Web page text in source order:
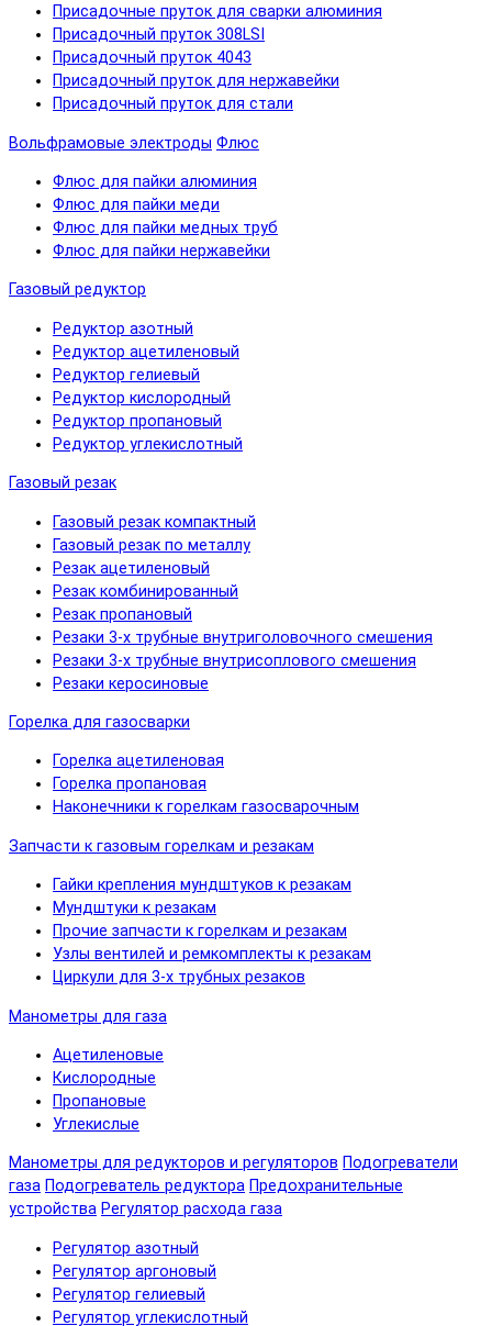
Присадочные пруток для сварки алюминия
Присадочный пруток 308LSI
Присадочный пруток 4043
Присадочный пруток для нержавейки
Присадочный пруток для стали
Вольфрамовые электроды Флюс
Флюс для пайки алюминия
Флюс для пайки меди
Флюс для пайки медных труб
Флюс для пайки нержавейки
Газовый редуктор
Редуктор азотный
Редуктор ацетиленовый
Редуктор гелиевый
Редуктор кислородный
Редуктор пропановый
Редуктор углекислотный
Газовый резак
Газовый резак компактный
Газовый резак по металлу
Резак ацетиленовый
Резак комбинированный
Резак пропановый
Резаки 3-х трубные внутриголовочного смешения
Резаки 3-х трубные внутрисоплового смешения
Резаки керосиновые
Горелка для газосварки
Горелка ацетиленовая
Горелка пропановая
Наконечники к горелкам газосварочным
Запчасти к газовым горелкам и резакам
Гайки крепления мундштуков к резакам
Мундштуки к резакам
Прочие запчасти к горелкам и резакам
Узлы вентилей и ремкомплекты к резакам
Циркули для 3-х трубных резаков
Манометры для газа
Ацетиленовые
Кислородные
Пропановые
Углекислые
Манометры для редукторов и регуляторов Подогреватели
газа Подогреватель редуктора Предохранительные
устройства Регулятор расхода газа
Регулятор азотный
Регулятор аргоновый
Регулятор гелиевый
Регулятор углекислотный